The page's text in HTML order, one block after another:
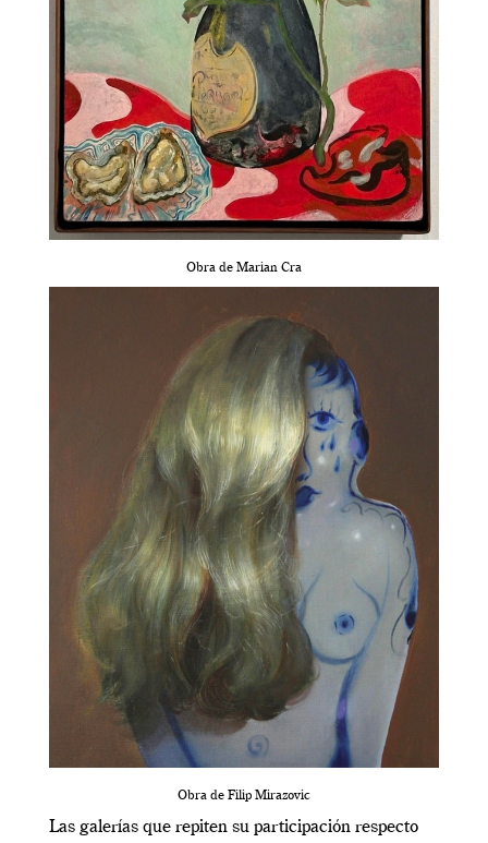
Obra de Marian Cra
Obra de Filip Mirazovic
Las galerías que repiten su participación respecto